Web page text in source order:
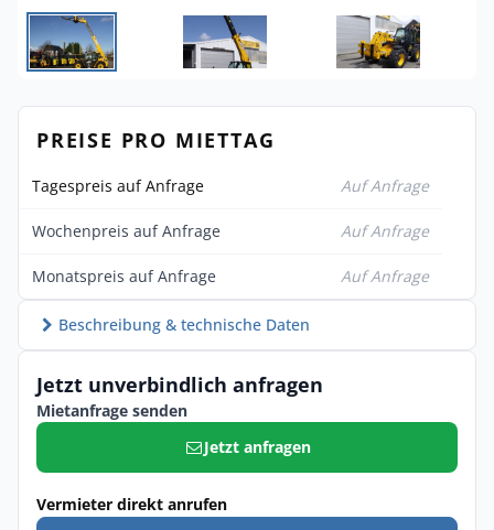
PREISE PRO MIETTAG
Tagespreis auf Anfrage Auf Anfrage
Wochenpreis auf Anfrage Auf Anfrage
Monatspreis auf Anfrage Auf Anfrage
Beschreibung & technische Daten
Jetzt unverbindlich anfragen
Mietanfrage senden
Jetzt anfragen
Vermieter direkt anrufen